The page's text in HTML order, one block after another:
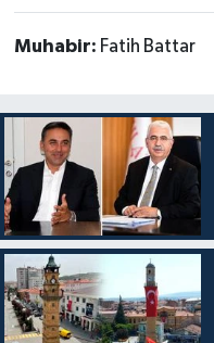
Muhabir: Fatih Battar